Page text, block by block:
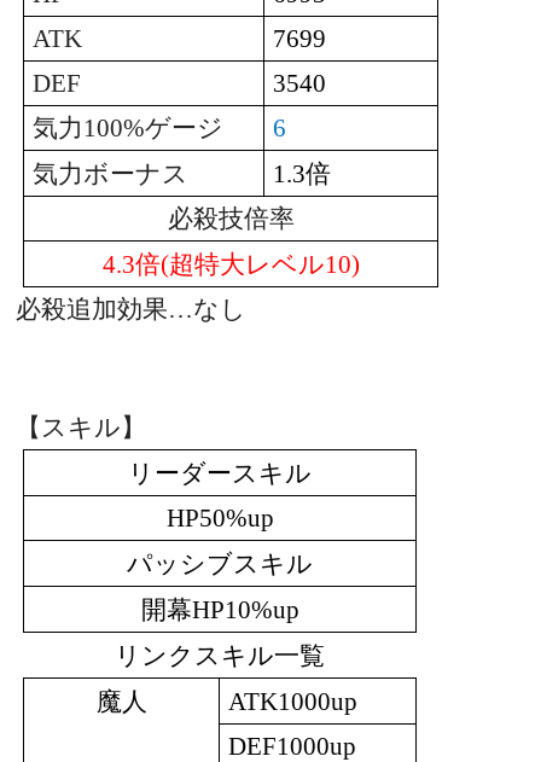
ATK
7699
DEF
3540
気力 100%ゲージ
6
気力ボーナス
1.3倍
必殺技倍率
4.3倍(超特大レベル10)
必殺追加効果…なし
【スキル】
リーダースキル
HP50%up
パッシブスキル
開幕HP10%up
リンクスキル一覧
魔人
ATK1000up
DEF1000up